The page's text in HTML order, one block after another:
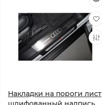
Накладки на пороги лист